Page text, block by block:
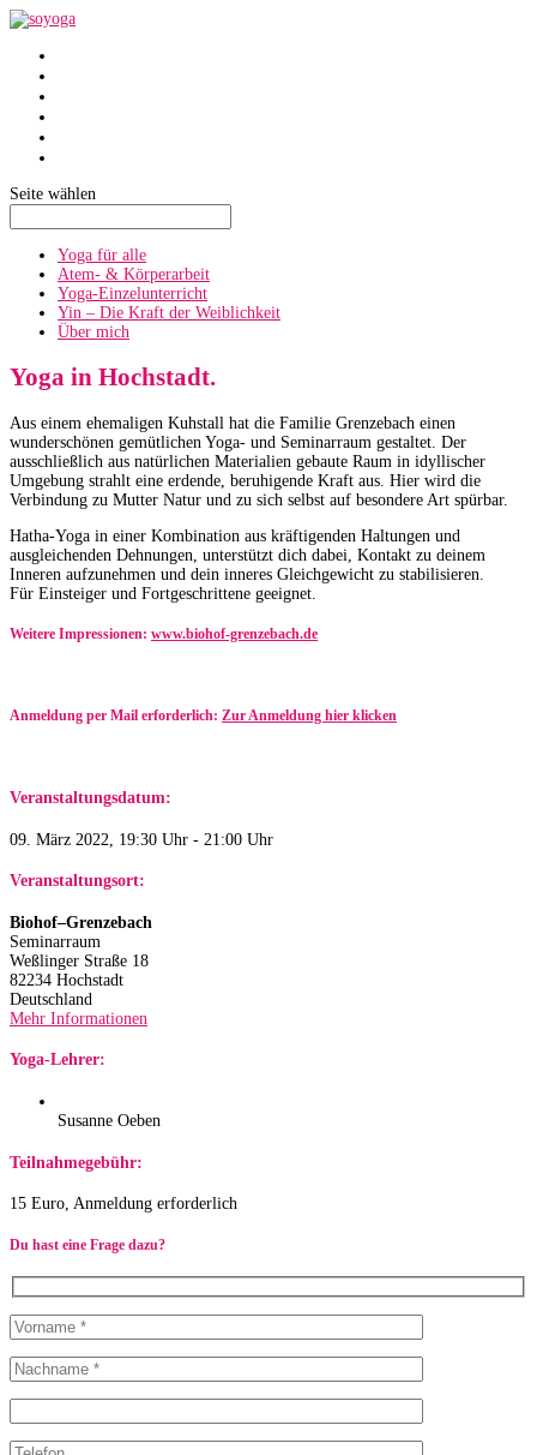
Seite wählen
Yoga für alle
Atem- & Körperarbeit
Yoga-Einzelunterricht
Yin – Die Kraft der Weiblichkeit
Über mich
Yoga in Hochstadt.
Aus einem ehemaligen Kuhstall hat die Familie Grenzebach einen
wunderschönen gemütlichen Yoga- und Seminarraum gestaltet. Der
ausschließlich aus natürlichen Materialien gebaute Raum in idyllischer
Umgebung strahlt eine erdende, beruhigende Kraft aus. Hier wird die
Verbindung zu Mutter Natur und zu sich selbst auf besondere Art spürbar.
Hatha-Yoga in einer Kombination aus kräftigenden Haltungen und
ausgleichenden Dehnungen, unterstützt dich dabei, Kontakt zu deinem
Inneren aufzunehmen und dein inneres Gleichgewicht zu stabilisieren.
Für Einsteiger und Fortgeschrittene geeignet.
Weitere Impressionen: www.biohof-grenzebach.de
Anmeldung per Mail erforderlich: Zur Anmeldung hier klicken
Veranstaltungsdatum:
09. März 2022, 19:30 Uhr - 21:00 Uhr
Veranstaltungsort:
Biohof–Grenzebach
Seminarraum
Weßlinger Straße 18
82234 Hochstadt
Deutschland
Mehr Informationen
Yoga-Lehrer:
Susanne Oeben
Teilnahmegebühr:
15 Euro, Anmeldung erforderlich
Du hast eine Frage dazu?